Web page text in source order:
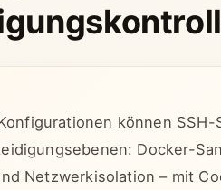
können
Docker-
Netzwerkisolation – mit